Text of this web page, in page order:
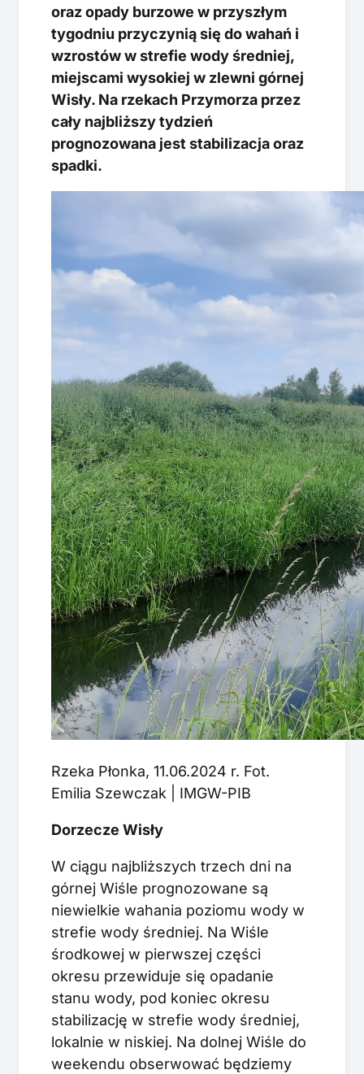
oraz opady burzowe w przyszłym
tygodniu przyczynią się do wahań i
wzrostów w strefie wody średniej,
miejscami wysokiej w zlewni górnej
Wisły. Na rzekach Przymorza przez
cały najbliższy tydzień
prognozowana jest stabilizacja oraz
spadki.
Rzeka Płonka, 11.06.2024 r. Fot.
Emilia Szewczak | IMGW-PIB
Dorzecze Wisły
W ciągu najbliższych trzech dni na
górnej Wiśle prognozowane są
niewielkie wahania poziomu wody w
strefie wody średniej. Na Wiśle
środkowej w pierwszej części
okresu przewiduje się opadanie
stanu wody, pod koniec okresu
stabilizację w strefie wody średniej,
lokalnie w niskiej. Na dolnej Wiśle do
weekendu obserwować będziemy